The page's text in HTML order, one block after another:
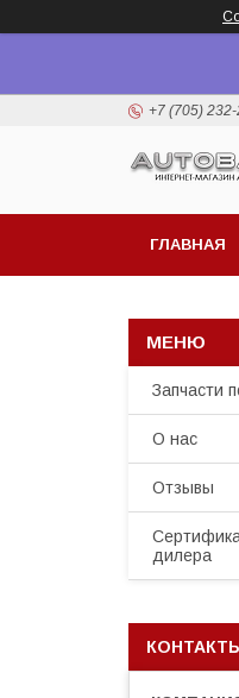
+7 (705)
ГЛАВНАЯ
Запчасти
О нас
Отзывы
дилера